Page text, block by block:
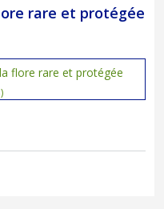
rare et protégée
flore rare et protégée